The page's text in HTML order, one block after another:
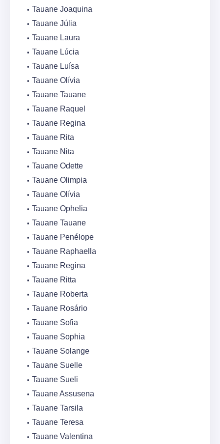
Tauane Joaquina
Tauane Júlia
Tauane Laura
Tauane Lúcia
Tauane Luísa
Tauane Olívia
Tauane Tauane
Tauane Raquel
Tauane Regina
Tauane Rita
Tauane Nita
Tauane Odette
Tauane Olimpia
Tauane Olívia
Tauane Ophelia
Tauane Tauane
Tauane Penélope
Tauane Raphaella
Tauane Regina
Tauane Ritta
Tauane Roberta
Tauane Rosário
Tauane Sofia
Tauane Sophia
Tauane Solange
Tauane Suelle
Tauane Sueli
Tauane Assusena
Tauane Tarsila
Tauane Teresa
Tauane Valentina